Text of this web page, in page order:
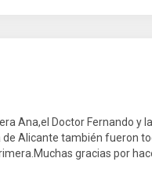
Ana,el Doctor Fernando y
Alicante también fueron
gracias por